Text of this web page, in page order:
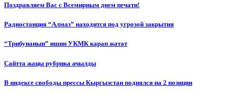
Поздравляем Вас с Всемирным днем печати!
Радиостанция “Алмаз” находится под угрозой закрытия
“Трибунанын” ишин УКМК карап жатат
Сайтта жаңы рубрика ачылды
В индексе свободы прессы Кыргызстан поднялся на 2 позиции